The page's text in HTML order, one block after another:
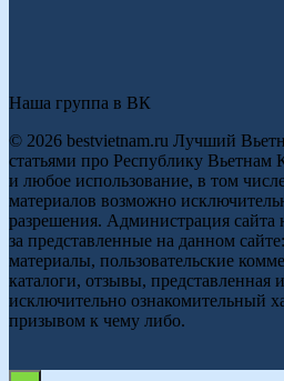
Наша группа в ВК
© 2026 bestvietnam.ru Лучший
статьями про Республику Вьетнам
и любое использование, в том
материалов возможно
разрешения. Администрация сайта
за представленные на данном
материалы, пользовательские
каталоги, отзывы, представленная
исключительно ознакомительный
призывом к чему либо.